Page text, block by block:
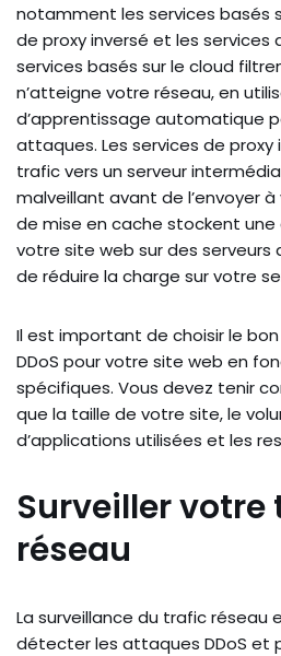
notamment les services basés
de proxy inversé et les services
services basés sur le cloud
n’atteigne votre réseau, en
d’apprentissage automatique
attaques. Les services de proxy
trafic vers un serveur
malveillant avant de l’envoyer
de mise en cache stockent
votre site web sur des
de réduire la charge sur votre
Il est important de choisir le
DDoS pour votre site web en
spécifiques. Vous devez tenir
que la taille de votre site, le
d’applications utilisées et les
Surveiller votre
réseau
La surveillance du trafic réseau
détecter les attaques DDoS et